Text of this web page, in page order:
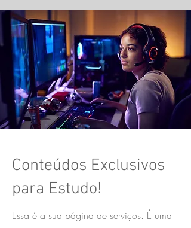
Conteúdos Exclusivos
para Estudo!
Essa é a sua página de serviços. É uma